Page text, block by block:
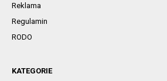
Reklama
Regulamin
RODO
KATEGORIE